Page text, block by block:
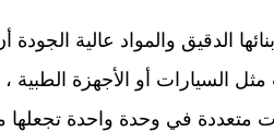
متعددة في وحدة واحدة تجعلها